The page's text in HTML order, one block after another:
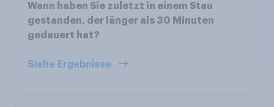
Wann haben Sie zuletzt in einem Stau
gestanden, der länger als 30 Minuten
gedauert hat?
Siehe Ergebnisse